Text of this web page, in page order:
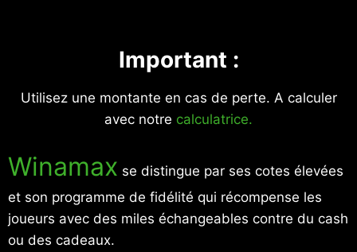
Important :
Utilisez une montante en cas de perte. A calculer
avec notre calculatrice.
Winamax se distingue par ses cotes élevées
et son programme de fidélité qui récompense les
joueurs avec des miles échangeables contre du cash
ou des cadeaux.